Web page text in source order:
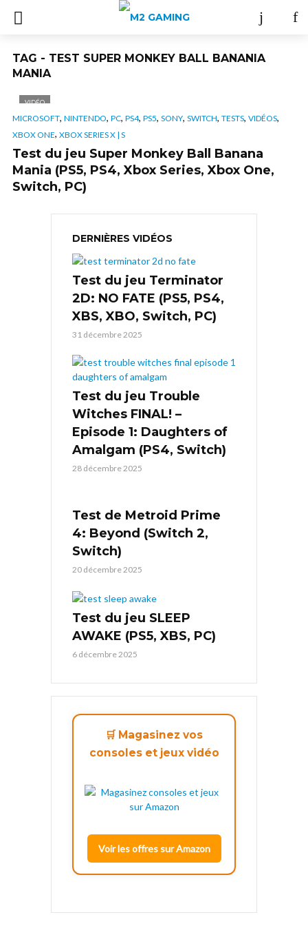
TAG - TEST SUPER MONKEY BALL BANANIA
MANIA
VIDÉO
MICROSOFT, NINTENDO, PC, PS4, PS5, SONY, SWITCH, TESTS, VIDÉOS,
XBOX ONE, XBOX SERIES X | S
Test du jeu Super Monkey Ball Banana
Mania (PS5, PS4, Xbox Series, Xbox One,
Switch, PC)
DERNIÈRES VIDÉOS
Test du jeu Terminator
2D: NO FATE (PS5, PS4,
XBS, XBO, Switch, PC)
31 décembre 2025
Test du jeu Trouble
Witches FINAL! –
Episode 1: Daughters of
Amalgam (PS4, Switch)
28 décembre 2025
Test de Metroid Prime
4: Beyond (Switch 2,
Switch)
20 décembre 2025
Test du jeu SLEEP
AWAKE (PS5, XBS, PC)
6 décembre 2025
🛒 Magasinez vos
consoles et jeux vidéo
Voir les offres sur Amazon